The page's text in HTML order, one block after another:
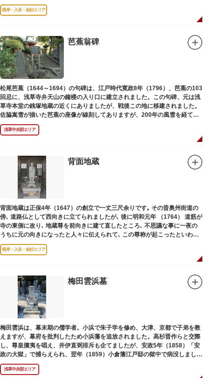
りをはじめました。
根岸・入谷・金杉エリア
芭蕉翁碑
松尾芭蕉（1644～1694）の句碑は、江戸時代寛政8年（1796）、芭蕉の103
回忌に、浅草寺弁天山の鐘楼の入り口に建立されました。この句碑、元は浅
草寺本堂の銭塚地蔵の近くにありましたが、戦後この地に移建されました。
佐脇嵩雪が描いた芭蕉の座像が線刻してありますが、200年の風雪を経て、
碑石も欠損し、碑面の判読も困難となっています。
浅草中央部エリア
背面地蔵
背面地蔵は正保4年（1647）の創立で一丈三尺余りです｡ その昔奥州街道の
傍､ 道路仏として西向きに立てられましたが､ 後に明和元年 （1764） 道筋が
寺の東側に改り､ 地蔵尊を前向きに建て直したところ､ 不思議な事に一夜の
うちに元の向きになったと人々に伝えられて､ この尊称が起こったといわれ
ています｡薬王寺（やくおうじ）にあります。
根岸・入谷・金杉エリア
梅田雲浜墓
梅田雲浜は、幕末期の儒学者。小浜で朱子学を修め、大津、京都で子弟を教
えますが、幕府を批判したため小浜藩を追放されました。高杉晋作らと交際
し、尊皇攘夷を唱え、井伊直弼排斥も企てましたが、安政5年（1858）「安
政の大獄」で捕らえられ、翌年（1859）小倉藩江戸邸の獄中で病没しまし
た。お墓は海禅寺（かいぜんじ）にあります。
浅草中央部エリア